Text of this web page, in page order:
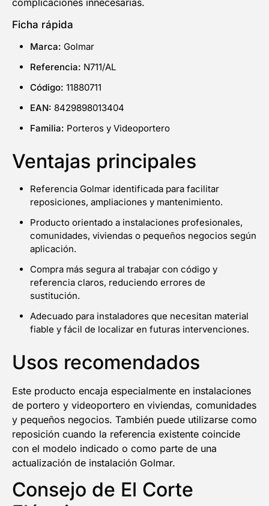
complicaciones innecesarias.
Ficha rápida
Marca: Golmar
Referencia: N711/AL
Código: 11880711
EAN: 8429898013404
Familia: Porteros y Videoportero
Ventajas principales
Referencia Golmar identificada para facilitar
reposiciones, ampliaciones y mantenimiento.
Producto orientado a instalaciones profesionales,
comunidades, viviendas o pequeños negocios según
aplicación.
Compra más segura al trabajar con código y
referencia claros, reduciendo errores de
sustitución.
Adecuado para instaladores que necesitan material
fiable y fácil de localizar en futuras intervenciones.
Usos recomendados
Este producto encaja especialmente en instalaciones
de portero y videoportero en viviendas, comunidades
y pequeños negocios. También puede utilizarse como
reposición cuando la referencia existente coincide
con el modelo indicado o como parte de una
actualización de instalación Golmar.
Consejo de El Corte